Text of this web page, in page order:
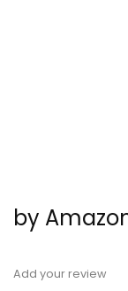
by
Add your review